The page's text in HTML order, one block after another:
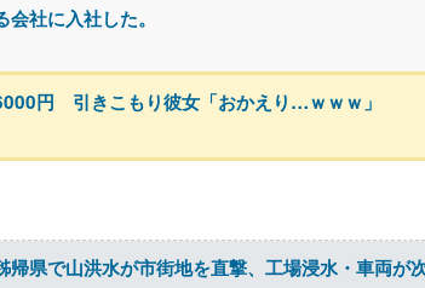
社に入社した。
円 引きこもり彼女「おかえり…ｗｗｗ」
県で山洪水が市街地を直撃、工場浸水・車両が